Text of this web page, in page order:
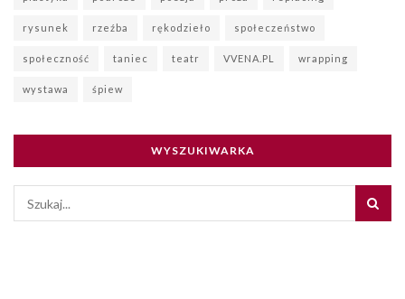
rysunek rzeźba rękodzieło społeczeństwo
społeczność taniec teatr VVENA.PL wrapping
wystawa śpiew
WYSZUKIWARKA